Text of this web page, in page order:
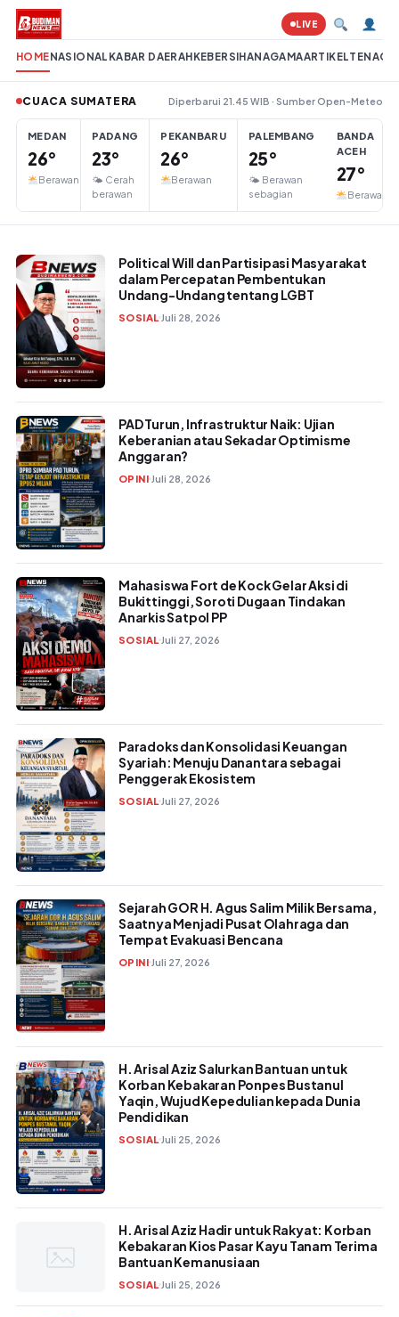
Lompat ke konten
HOMENASIONAL KABAR DAERAHKEBERSIHANAGAMAARTIKELTENAGA
LIVE
CUACA SUMATERA Diperbarui 21.45 WIB · Sumber Open-Meteo
MEDAN
26°
Berawan
PADANG
23°
🌤 Cerah
berawan
PEKANBARU
26°
Berawan
PALEMBANG
25°
🌤 Berawan
sebagian
BANDA
ACEH
27°
Berawan
Political Will dan Partisipasi Masyarakat
dalam Percepatan Pembentukan
Undang-Undang tentang LGBT
SOSIAL Juli 28, 2026
PAD Turun, Infrastruktur Naik: Ujian
Keberanian atau Sekadar Optimisme
Anggaran?
OPINI Juli 28, 2026
Mahasiswa Fort de Kock Gelar Aksi di
Bukittinggi, Soroti Dugaan Tindakan
Anarkis Satpol PP
SOSIAL Juli 27, 2026
Paradoks dan Konsolidasi Keuangan
Syariah: Menuju Danantara sebagai
Penggerak Ekosistem
SOSIAL Juli 27, 2026
Sejarah GOR H. Agus Salim Milik Bersama,
Saatnya Menjadi Pusat Olahraga dan
Tempat Evakuasi Bencana
OPINI Juli 27, 2026
H. Arisal Aziz Salurkan Bantuan untuk
Korban Kebakaran Ponpes Bustanul
Yaqin, Wujud Kepedulian kepada Dunia
Pendidikan
SOSIAL Juli 25, 2026
H. Arisal Aziz Hadir untuk Rakyat: Korban
Kebakaran Kios Pasar Kayu Tanam Terima
Bantuan Kemanusiaan
SOSIAL Juli 25, 2026